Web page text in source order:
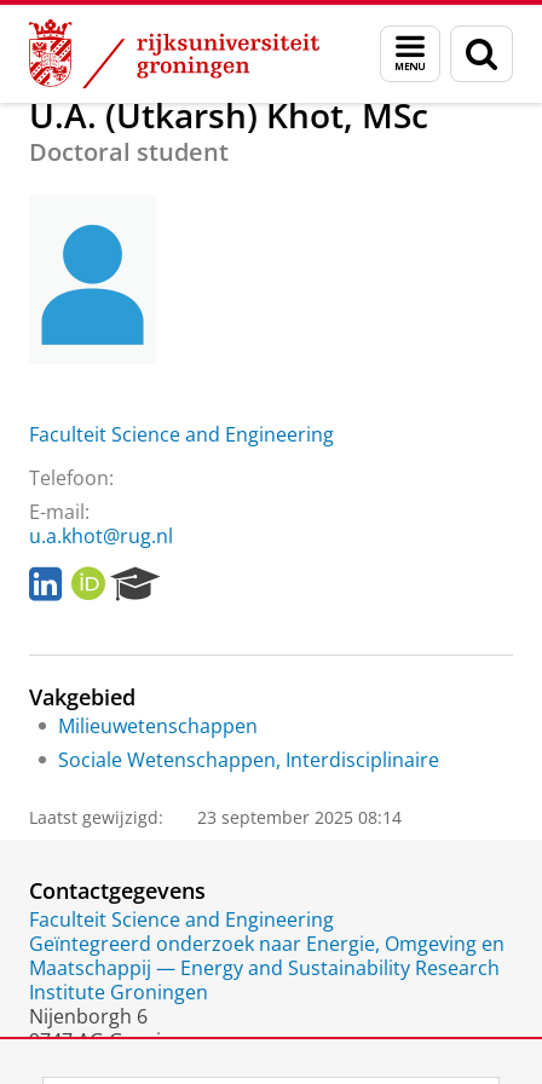
Skip
Content
Skip
Navigation
Menu
en
zoeken
Over ons U.A. (Utkarsh) Khot, MSc
U.A. (Utkarsh) Khot, MSc
Doctoral student
Faculteit Science and Engineering
Telefoon:
E-mail:
u.a.khot@rug.nl
L
i
k
d
I
n
O
R
I
e
c
P
r
l
Vakgebied
Milieuwetenschappen
Sociale Wetenschappen, Interdisciplinaire
Laatst gewijzigd: 23 september 2025 08:14
Contactgegevens
Faculteit Science and Engineering
Geïntegreerd onderzoek naar Energie, Omgeving en
Maatschappij — Energy and Sustainability Research
Institute Groningen
Nijenborgh 6
9747 AG Groningen